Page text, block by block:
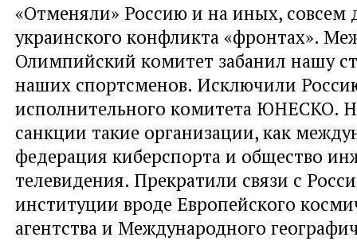
«Отменяли» Россию и на иных, совсем
украинского конфликта «фронтах».
Олимпийский комитет забанил нашу
наших спортсменов. Исключили
исполнительного комитета ЮНЕСКО.
санкции такие организации, как
федерация киберспорта и общество
телевидения. Прекратили связи с
институции вроде Европейского
агентства и Международного